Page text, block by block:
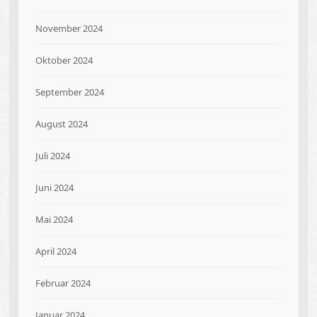
November 2024
Oktober 2024
September 2024
August 2024
Juli 2024
Juni 2024
Mai 2024
April 2024
Februar 2024